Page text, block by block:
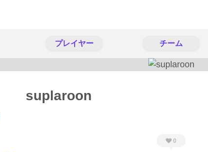
プレイヤー チーム
suplaroon
0